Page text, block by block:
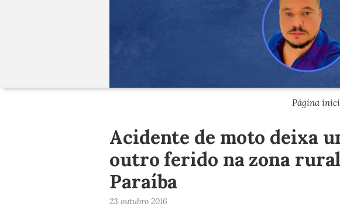
Página
Acidente de moto deixa
outro ferido na zona
Paraíba
23 outubro 2016